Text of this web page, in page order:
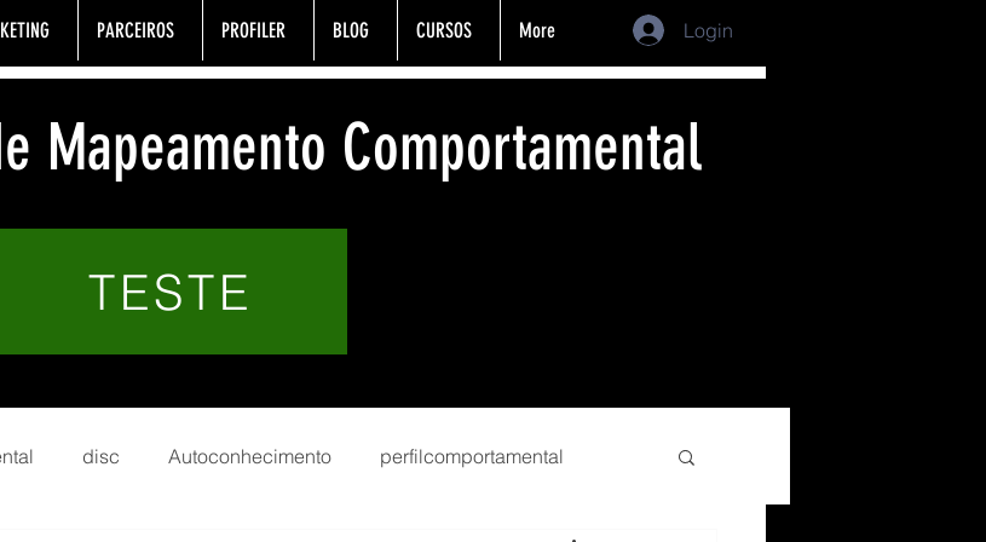
PARCEIROS PROFILER BLOG CURSOS More Login
Mapeamento Comportamental
TESTE
disc Autoconhecimento perfilcomportamental